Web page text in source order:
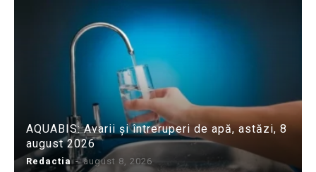
AQUABIS: Avarii și întreruperi de apă, astăzi, 8
august 2026
Redactia - august 8, 2026